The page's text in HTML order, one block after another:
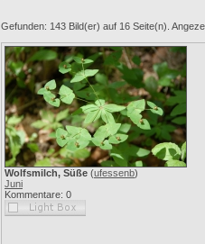
Gefunden: 143 Bild(er) auf 16 Seite(n).
Wolfsmilch, Süße (ufessenb)
Juni
Kommentare: 0